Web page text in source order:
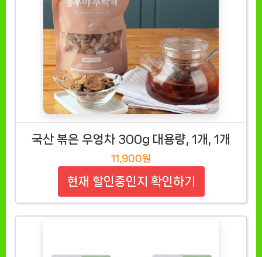
국산 볶은 우엉차 300g 대용량, 1개, 1개
11,900원
현재 할인중인지 확인하기